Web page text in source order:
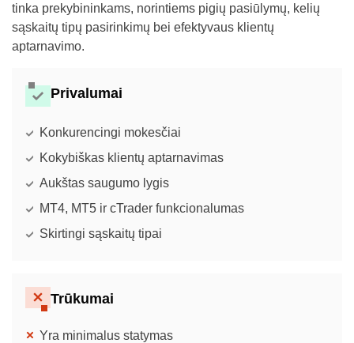
tinka prekybininkams, norintiems pigių pasiūlymų, kelių
sąskaitų tipų pasirinkimų bei efektyvaus klientų
aptarnavimo.
Privalumai
Konkurencingi mokesčiai
Kokybiškas klientų aptarnavimas
Aukštas saugumo lygis
MT4, MT5 ir cTrader funkcionalumas
Skirtingi sąskaitų tipai
Trūkumai
Yra minimalus statymas